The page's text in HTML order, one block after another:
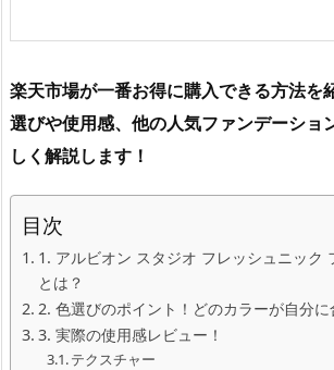
楽天市場が一番お得に購入できる方法を
選びや使用感、他の人気ファンデーショ
しく解説します！
目次
1. アルビオン スタジオ フレッシュニック
とは？
2. 色選びのポイント！どのカラーが自分に
3. 実際の使用感レビュー！
テクスチャー